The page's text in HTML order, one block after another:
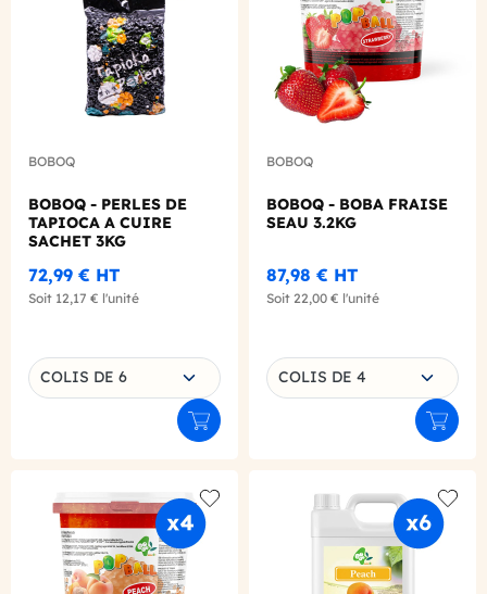
BOBOQ
BOBOQ - PERLES DE
TAPIOCA A CUIRE
SACHET 3KG
72,99 € HT
Soit 12,17 € l'unité
Choisissez une déclinaison
COLIS DE 6
Ajouter au panier
BOBOQ
BOBOQ - BOBA FRAISE
SEAU 3.2KG
87,98 € HT
Soit 22,00 € l'unité
Choisissez une déclinaison
COLIS DE 4
Add to wishlist Add